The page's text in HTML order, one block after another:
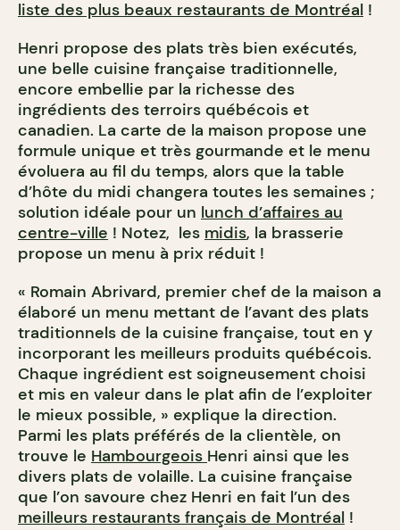
liste des plus beaux restaurants de Montréal !
Henri propose des plats très bien exécutés,
une belle cuisine française traditionnelle,
encore embellie par la richesse des
ingrédients des terroirs québécois et
canadien. La carte de la maison propose une
formule unique et très gourmande et le menu
évoluera au fil du temps, alors que la table
d’hôte du midi changera toutes les semaines ;
solution idéale pour un lunch d’affaires au
centre-ville ! Notez, les midis, la brasserie
propose un menu à prix réduit !
« Romain Abrivard, premier chef de la maison a
élaboré un menu mettant de l’avant des plats
traditionnels de la cuisine française, tout en y
incorporant les meilleurs produits québécois.
Chaque ingrédient est soigneusement choisi
et mis en valeur dans le plat afin de l’exploiter
le mieux possible, » explique la direction.
Parmi les plats préférés de la clientèle, on
trouve le Hambourgeois Henri ainsi que les
divers plats de volaille. La cuisine française
que l’on savoure chez Henri en fait l’un des
meilleurs restaurants français de Montréal !